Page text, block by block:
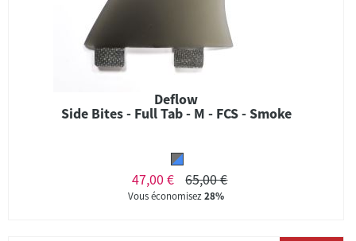
Deflow
Side Bites - Full Tab - M - FCS - Smoke
47,00 € 65,00 €
Vous économisez28%